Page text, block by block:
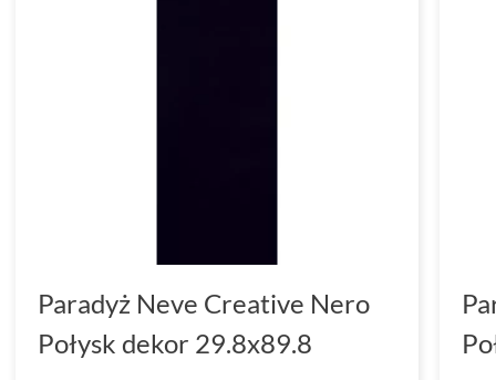
Paradyż Neve Creative Nero
Połysk dekor 29.8x89.8